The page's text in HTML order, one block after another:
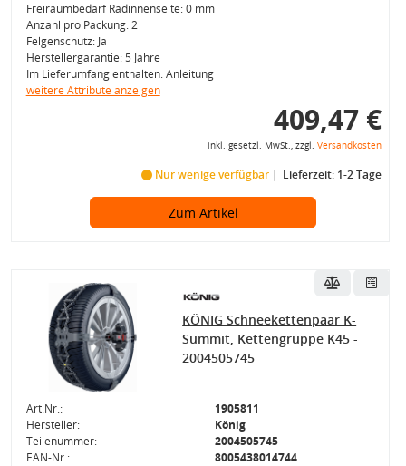
Freiraumbedarf Radinnenseite: 0 mm
Anzahl pro Packung: 2
Felgenschutz: Ja
Herstellergarantie: 5 Jahre
Im Lieferumfang enthalten: Anleitung
weitere Attribute anzeigen
409,47 €
inkl. gesetzl. MwSt., zzgl. Versandkosten
Nur wenige verfügbar Lieferzeit: 1-2 Tage
Zum Artikel
KÖNIG Schneekettenpaar K-
Summit, Kettengruppe K45 -
2004505745
Art.Nr.:
1905811
Hersteller:
König
Teilenummer:
2004505745
EAN-Nr.:
8005438014744